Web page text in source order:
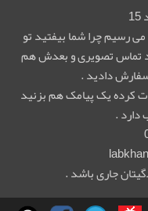
رسیم چرا شما بیفتید تو
تماس تصویری و بعدش هم
دادید .
کرده یک پیامک هم بزنید
دارد .
جاری باشد .